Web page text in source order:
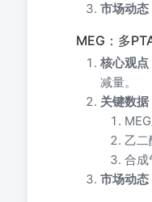
市场动态
MEG：多
核心观点
减量。
关键数据
乙二
合成
市场动态